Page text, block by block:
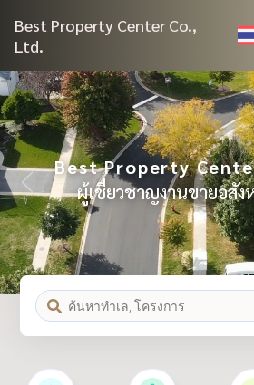
Best Property Center Co.,
Ltd.
Best Property
ผู้เชี่ยวชาญงานขายอสั